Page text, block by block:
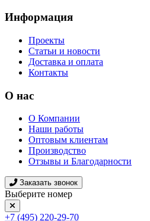
Информация
Проекты
Статьи и новости
Доставка и оплата
Контакты
О нас
О Компании
Наши работы
Оптовым клиентам
Производство
Отзывы и Благодарности
Заказать звонок
Выберите номер
+7 (495) 220-29-70